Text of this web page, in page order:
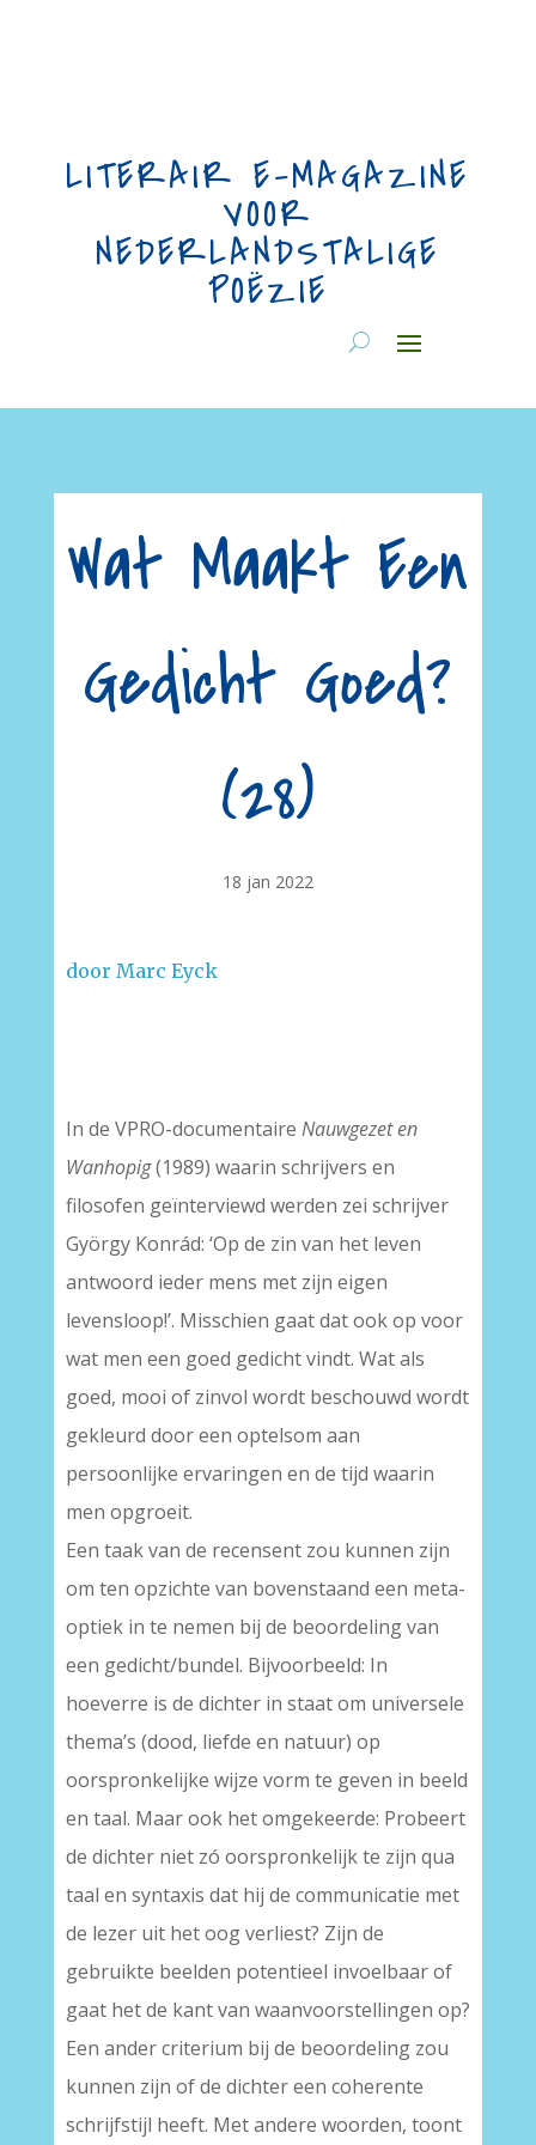
LITERAIR E-MAGAZINE
VOOR
NEDERLANDSTALIGE
POËZIE
Wat Maakt Een
Gedicht Goed?
(28)
18 jan 2022
door Marc Eyck
In de VPRO-documentaire Nauwgezet en
Wanhopig(1989) waarin schrijvers en
filosofen geïnterviewd werden zei schrijver
György Konrád: ‘Op de zin van het leven
antwoord ieder mens met zijn eigen
levensloop!’. Misschien gaat dat ook op voor
wat men een goed gedicht vindt. Wat als
goed, mooi of zinvol wordt beschouwd wordt
gekleurd door een optelsom aan
persoonlijke ervaringen en de tijd waarin
men opgroeit.
Een taak van de recensent zou kunnen zijn
om ten opzichte van bovenstaand een meta-
optiek in te nemen bij de beoordeling van
een gedicht/bundel. Bijvoorbeeld: In
hoeverre is de dichter in staat om universele
thema’s (dood, liefde en natuur) op
oorspronkelijke wijze vorm te geven in beeld
en taal. Maar ook het omgekeerde: Probeert
de dichter niet zó oorspronkelijk te zijn qua
taal en syntaxis dat hij de communicatie met
de lezer uit het oog verliest? Zijn de
gebruikte beelden potentieel invoelbaar of
gaat het de kant van waanvoorstellingen op?
Een ander criterium bij de beoordeling zou
kunnen zijn of de dichter een coherente
schrijfstijl heeft. Met andere woorden, toont